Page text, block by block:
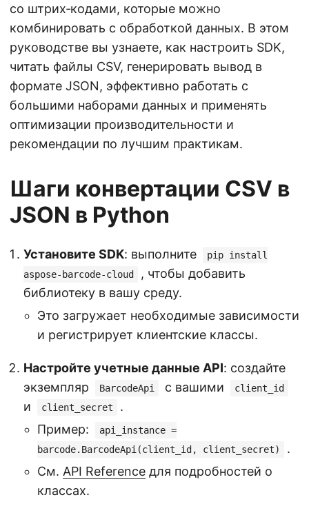
со штрих‑кодами, которые можно
комбинировать с обработкой данных. В этом
руководстве вы узнаете, как настроить SDK,
читать файлы CSV, генерировать вывод в
формате JSON, эффективно работать с
большими наборами данных и применять
оптимизации производительности и
рекомендации по лучшим практикам.
Шаги конвертации CSV в
JSON в Python
Установите SDK: выполните
pip install
aspose-barcode-cloud
, чтобы добавить
библиотеку в вашу среду.
Это загружает необходимые зависимости
и регистрирует клиентские классы.
Настройте учетные данные API: создайте
экземпляр
BarcodeApi с вашими client_id
и client_secret
.
Пример:
api_instance =
barcode.BarcodeApi(client_id, client_secret)
.
См. API Reference для подробностей о
классах.